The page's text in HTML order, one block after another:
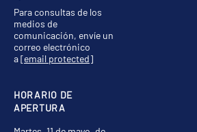
HORARIO DE
APERTURA
Para consultas de los
medios de
comunicación, envíe un
correo electrónico
a[email protected]